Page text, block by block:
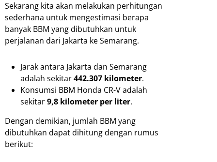
Sekarang kita akan melakukan perhitungan
sederhana untuk mengestimasi berapa
banyak BBM yang dibutuhkan untuk
perjalanan dari Jakarta ke Semarang.
Jarak antara Jakarta dan Semarang
adalah sekitar442.307 kilometer.
Konsumsi BBM Honda CR-V adalah
sekitar9,8 kilometer per liter.
Dengan demikian, jumlah BBM yang
dibutuhkan dapat dihitung dengan rumus
berikut: